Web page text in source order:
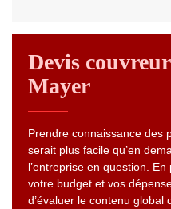
Devis
Mayer
Prendre connaissance des
serait plus facile qu’en
l’entreprise en question.
votre budget et vos
d’évaluer le contenu global